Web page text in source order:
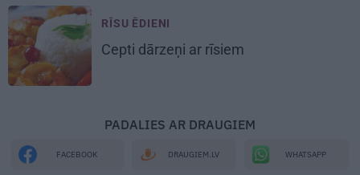
RĪSU ĒDIENI
Cepti dārzeņi ar rīsiem
PADALIES AR DRAUGIEM
FACEBOOK DRAUGIEM.LV WHATSAPP